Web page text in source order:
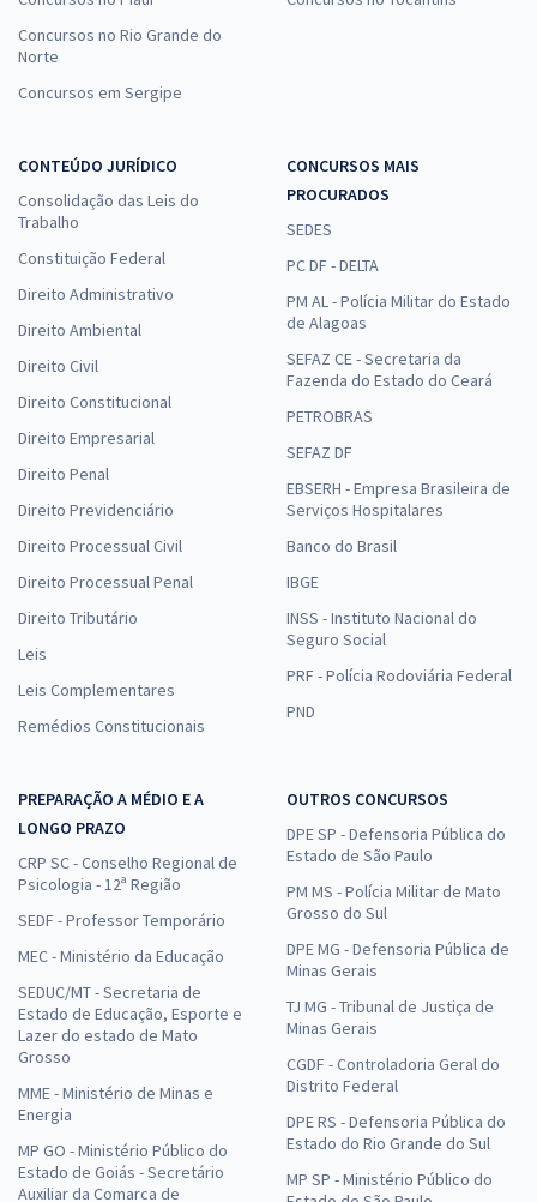
Concursos no Rio Grande do
Norte
Concursos em Sergipe
CONTEÚDO JURÍDICO
Consolidação das Leis do
Trabalho
Constituição Federal
Direito Administrativo
Direito Ambiental
Direito Civil
Direito Constitucional
Direito Empresarial
Direito Penal
Direito Previdenciário
Direito Processual Civil
Direito Processual Penal
Direito Tributário
Leis
Leis Complementares
Remédios Constitucionais
CONCURSOS MAIS
PROCURADOS
SEDES
PC DF - DELTA
PM AL - Polícia Militar do Estado
de Alagoas
SEFAZ CE - Secretaria da
Fazenda do Estado do Ceará
PETROBRAS
SEFAZ DF
EBSERH - Empresa Brasileira de
Serviços Hospitalares
Banco do Brasil
IBGE
INSS - Instituto Nacional do
Seguro Social
PRF - Polícia Rodoviária Federal
PND
PREPARAÇÃO A MÉDIO E A
LONGO PRAZO
CRP SC - Conselho Regional de
Psicologia - 12ª Região
SEDF - Professor Temporário
MEC - Ministério da Educação
SEDUC/MT - Secretaria de
Estado de Educação, Esporte e
Lazer do estado de Mato
Grosso
MME - Ministério de Minas e
Energia
MP GO - Ministério Público do
Estado de Goiás - Secretário
Auxiliar da Comarca de
OUTROS CONCURSOS
DPE SP - Defensoria Pública do
Estado de São Paulo
PM MS - Polícia Militar de Mato
Grosso do Sul
DPE MG - Defensoria Pública de
Minas Gerais
TJ MG - Tribunal de Justiça de
Minas Gerais
CGDF - Controladoria Geral do
Distrito Federal
DPE RS - Defensoria Pública do
Estado do Rio Grande do Sul
MP SP - Ministério Público do